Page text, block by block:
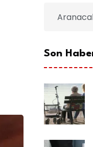
Son